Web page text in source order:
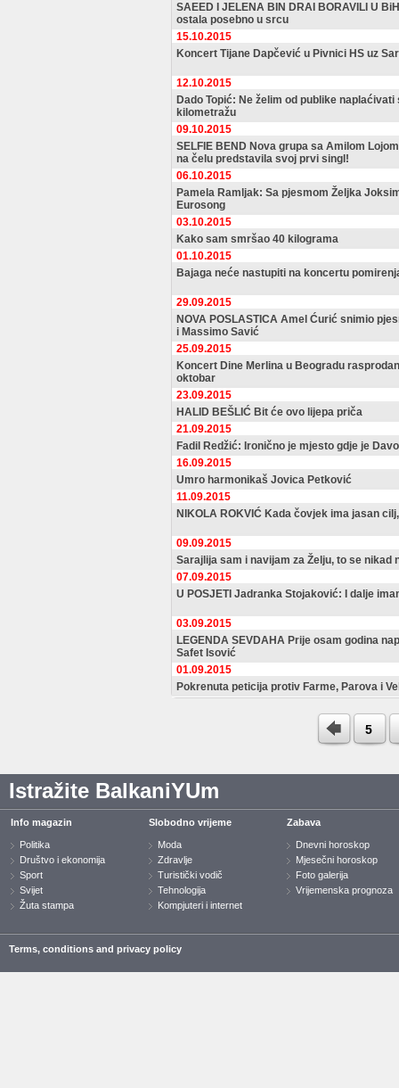
SAEED I JELENA BIN DRAI BORAVILI U
ostala posebno u srcu
15.10.2015
Koncert Tijane Dapčević u Pivnici HS uz
12.10.2015
Dado Topić: Ne želim od publike
kilometražu
09.10.2015
SELFIE BEND Nova grupa sa Amilom
na čelu predstavila svoj prvi singl!
06.10.2015
Pamela Ramljak: Sa pjesmom Željka
Eurosong
03.10.2015
Kako sam smršao 40 kilograma
01.10.2015
Bajaga neće nastupiti na koncertu
29.09.2015
NOVA POSLASTICA Amel Ćurić snimio
i Massimo Savić
25.09.2015
Koncert Dine Merlina u Beogradu
oktobar
23.09.2015
HALID BEŠLIĆ Bit će ovo lijepa priča
21.09.2015
Fadil Redžić: Ironično je mjesto gdje je
16.09.2015
Umro harmonikaš Jovica Petković
11.09.2015
NIKOLA ROKVIĆ Kada čovjek ima jasan
09.09.2015
Sarajlija sam i navijam za Želju, to se nikad
07.09.2015
U POSJETI Jadranka Stojaković: I dalje
03.09.2015
LEGENDA SEVDAHA Prije osam godina
Safet Isović
01.09.2015
Pokrenuta peticija protiv Farme, Parova i
5
Istražite BalkaniYUm
Info magazin
Politika
Društvo i ekonomija
Sport
Svijet
Žuta stampa
Slobodno vrijeme
Moda
Zdravlje
Turistički vodič
Tehnologija
Kompjuteri i internet
Zabava
Dnevni horoskop
Mjesečni horoskop
Foto galerija
Vrijemenska prognoza
Terms, conditions and privacy policy